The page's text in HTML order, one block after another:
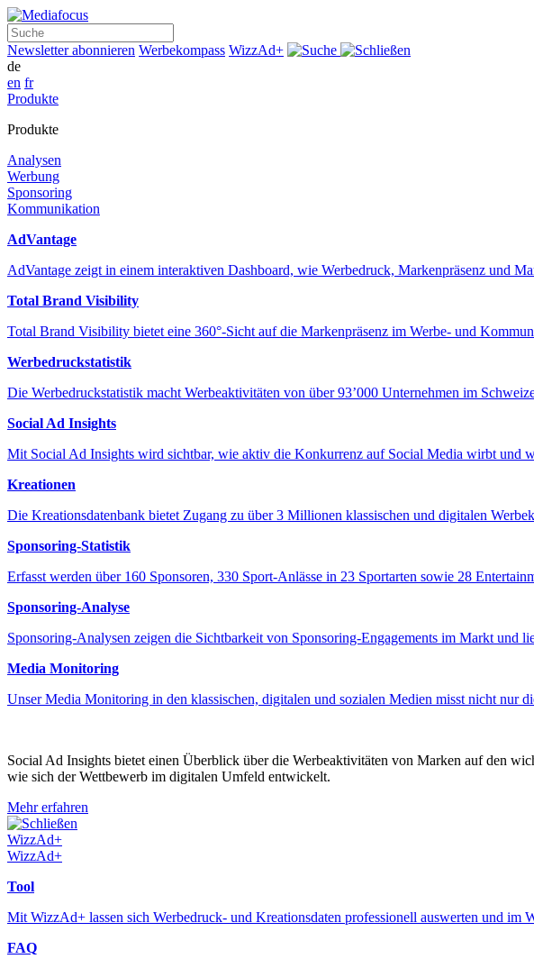
Newsletter abonnieren Werbekompass WizzAd+ Suche
de
en fr
Produkte
Produkte
Analysen
Werbung
Sponsoring
Kommunikation
AdVantage
AdVantage zeigt in einem interaktiven Dashboard, wie Werbedruck, Markenpräsenz und
Total Brand Visibility
Total Brand Visibility bietet eine 360°-Sicht auf die Markenpräsenz im Werbe- und
Werbedruckstatistik
Die Werbedruckstatistik macht Werbeaktivitäten von über 93’000 Unternehmen im
Social Ad Insights
Mit Social Ad Insights wird sichtbar, wie aktiv die Konkurrenz auf Social Media wirbt und
Kreationen
Die Kreationsdatenbank bietet Zugang zu über 3 Millionen klassischen und digitalen
Sponsoring-Statistik
Erfasst werden über 160 Sponsoren, 330 Sport-Anlässe in 23 Sportarten sowie 28
Sponsoring-Analyse
Sponsoring-Analysen zeigen die Sichtbarkeit von Sponsoring-Engagements im Markt und
Media Monitoring
Unser Media Monitoring in den klassischen, digitalen und sozialen Medien misst nicht nur
Social Ad Insights bietet einen Überblick über die Werbeaktivitäten von Marken auf den
wie sich der Wettbewerb im digitalen Umfeld entwickelt.
Mehr erfahren
Schließen
WizzAd+
WizzAd+
Tool
Mit WizzAd+ lassen sich Werbedruck- und Kreationsdaten professionell auswerten und im
FAQ